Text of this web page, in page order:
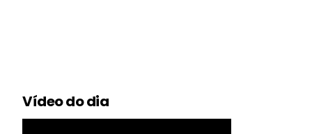
Vídeo do dia